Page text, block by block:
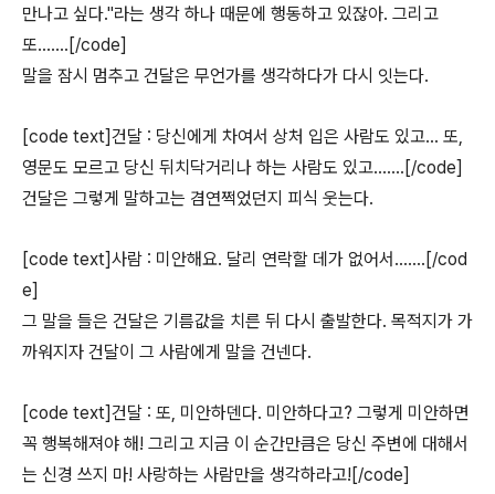
만나고 싶다."라는 생각 하나 때문에 행동하고 있잖아. 그리고
또…….[/code]
말을 잠시 멈추고 건달은 무언가를 생각하다가 다시 잇는다.
[code text]건달 : 당신에게 차여서 상처 입은 사람도 있고… 또,
영문도 모르고 당신 뒤치닥거리나 하는 사람도 있고…….[/code]
건달은 그렇게 말하고는 겸연쩍었던지 피식 웃는다.
[code text]사람 : 미안해요. 달리 연락할 데가 없어서…….[/cod
e]
그 말을 들은 건달은 기름값을 치른 뒤 다시 출발한다. 목적지가 가
까워지자 건달이 그 사람에게 말을 건넨다.
[code text]건달 : 또, 미안하덴다. 미안하다고? 그렇게 미안하면
꼭 행복해져야 해! 그리고 지금 이 순간만큼은 당신 주변에 대해서
는 신경 쓰지 마! 사랑하는 사람만을 생각하라고![/code]